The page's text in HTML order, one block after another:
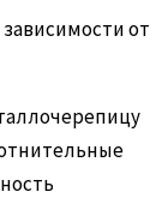
от